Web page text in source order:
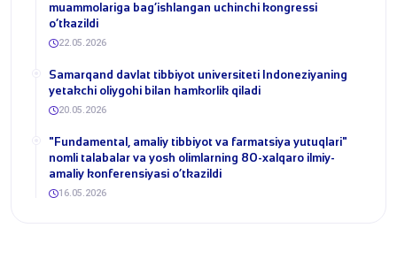
muammolariga bag‘ishlangan uchinchi kongressi
o‘tkazildi
22.05.2026
Samarqand davlat tibbiyot universiteti Indoneziyaning
yetakchi oliygohi bilan hamkorlik qiladi
20.05.2026
​"Fundamental, amaliy tibbiyot va farmatsiya yutuqlari"
nomli talabalar va yosh olimlarning 80-xalqaro ilmiy-
amaliy konferensiyasi o‘tkazildi
16.05.2026